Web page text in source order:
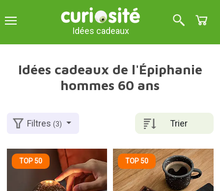
Idées cadeaux
Idées cadeaux de l'Épiphanie
hommes 60 ans
Trier
Filtres(3)
TOP 50 TOP 50